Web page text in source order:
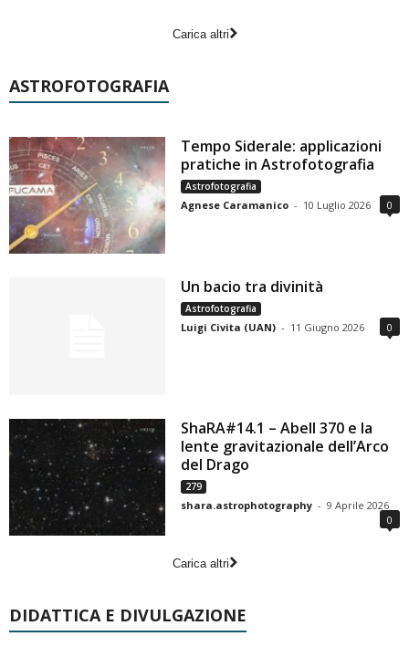
Carica altri
ASTROFOTOGRAFIA
Tempo Siderale: applicazioni
pratiche in Astrofotografia
Astrofotografia
Agnese Caramanico - 10 Luglio 2026 0
Un bacio tra divinità
Astrofotografia
Luigi Civita (UAN) - 11 Giugno 2026 0
ShaRA#14.1 – Abell 370 e la
lente gravitazionale dell’Arco
del Drago
279
shara.astrophotography - 9 Aprile 2026
0
Carica altri
DIDATTICA E DIVULGAZIONE